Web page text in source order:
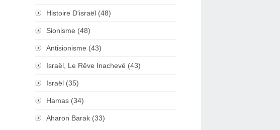
Histoire D'israël (48)
Sionisme (48)
Antisionisme (43)
Israël, Le Rêve Inachevé (43)
Israël (35)
Hamas (34)
Aharon Barak (33)